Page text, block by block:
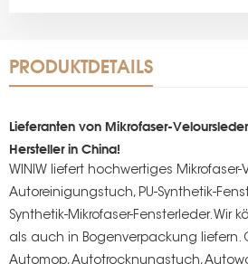
PRODUKTDETAILS
Lieferanten von Mikrofaser-
Hersteller in China!
WINIW liefert hochwertiges Mikrofaser-
Autoreinigungstuch, PU-Synthetik-
Synthetik-Mikrofaser-Fensterleder. Wir
als auch in Bogenverpackung liefern.
Automop, Autotrocknungstuch,